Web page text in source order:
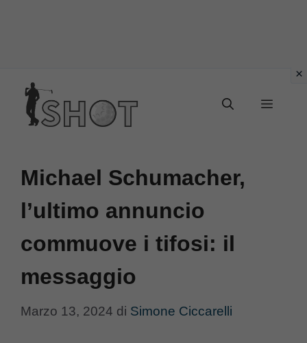
contenuto
Menu
Michael Schumacher,
l’ultimo annuncio
commuove i tifosi: il
messaggio
Marzo 13, 2024 di Simone Ciccarelli